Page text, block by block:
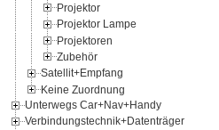
Projektor
Projektor Lampe
Projektoren
Zubehör
Satellit+Empfang
Keine Zuordnung
Unterwegs Car+Nav+Handy
Verbindungstechnik+Datenträger